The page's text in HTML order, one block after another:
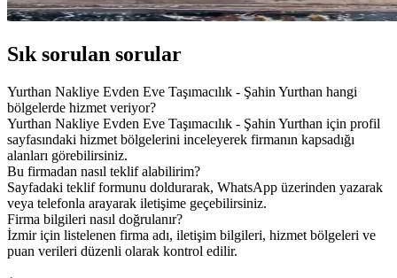
Sık sorulan sorular
Yurthan Nakliye Evden Eve Taşımacılık - Şahin Yurthan hangi
bölgelerde hizmet veriyor?
Yurthan Nakliye Evden Eve Taşımacılık - Şahin Yurthan için profil
sayfasındaki hizmet bölgelerini inceleyerek firmanın kapsadığı
alanları görebilirsiniz.
Bu firmadan nasıl teklif alabilirim?
Sayfadaki teklif formunu doldurarak, WhatsApp üzerinden yazarak
veya telefonla arayarak iletişime geçebilirsiniz.
Firma bilgileri nasıl doğrulanır?
İzmir için listelenen firma adı, iletişim bilgileri, hizmet bölgeleri ve
puan verileri düzenli olarak kontrol edilir.